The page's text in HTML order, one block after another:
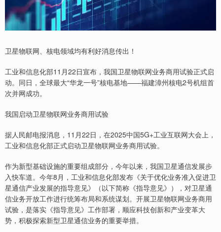
卫星物联网、核电领域均有利好消息传出！
工业和信息化部11月22日宣布，我国卫星物联网业务商用试验正式启
动。同日，全球最大“华龙一号”核电基地——福建漳州核电2号机组首
次并网成功。
我国启动卫星物联网业务商用试验
据人民邮电报消息，11月22日，在2025中国5G+工业互联网大会上，
工业和信息化部正式启动卫星物联网业务商用试验。
作为新型基础设施的重要组成部分，今年以来，我国卫星通信发展步
入快车道。今年8月，工业和信息化部发布《关于优化业务准入促进卫
星通信产业发展的指导意见》（以下简称《指导意见》），对卫星通
信业务开放工作进行统筹布局和系统谋划。开展卫星物联网业务商用
试验，是落实《指导意见》工作部署，顺应科技创新和产业变革大
势，积极探索新型卫星通信业务的重要举措。